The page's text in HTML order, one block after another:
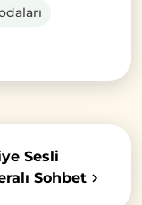
Sesli
Sohbet